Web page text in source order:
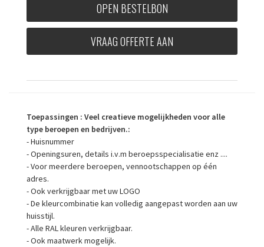
OPEN BESTELBON
VRAAG OFFERTE AAN
Toepassingen : Veel creatieve mogelijkheden voor alle
type beroepen en bedrijven.:
- Huisnummer
- Openingsuren, details i.v.m beroepsspecialisatie enz ....
- Voor meerdere beroepen, vennootschappen op één
adres.
- Ook verkrijgbaar met uw LOGO
- De kleurcombinatie kan volledig aangepast worden aan uw
huisstijl.
- Alle RAL kleuren verkrijgbaar.
- Ook maatwerk mogelijk.